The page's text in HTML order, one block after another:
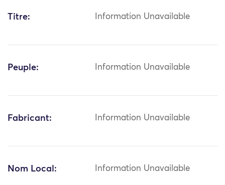
Titre: Information Unavailable
Peuple: Information Unavailable
Fabricant: Information Unavailable
Nom Local: Information Unavailable